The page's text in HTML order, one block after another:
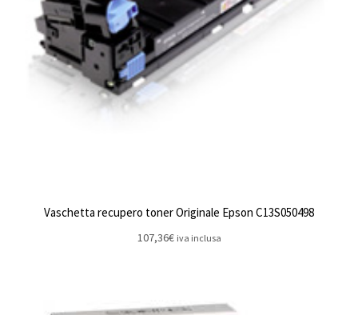
Vaschetta recupero toner Originale Epson C13S050498
107,36€ iva inclusa